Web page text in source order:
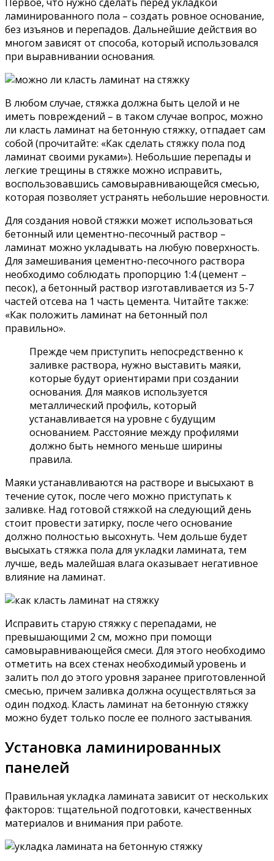
ламинированного пола – создать ровное основание,
без изъянов и перепадов. Дальнейшие действия во
многом зависят от способа, который использовался
при выравнивании основания.
В любом случае, стяжка должна быть целой и не
иметь повреждений – в таком случае вопрос, можно
ли класть ламинат на бетонную стяжку, отпадает сам
собой (прочитайте: «Как сделать стяжку пола под
ламинат своими руками»). Небольшие перепады и
легкие трещины в стяжке можно исправить,
воспользовавшись самовыравнивающейся смесью,
которая позволяет устранять небольшие неровности.
Для создания новой стяжки может использоваться
бетонный или цементно-песочный раствор –
ламинат можно укладывать на любую поверхность.
Для замешивания цементно-песочного раствора
необходимо соблюдать пропорцию 1:4 (цемент –
песок), а бетонный раствор изготавливается из 5-7
частей отсева на 1 часть цемента. Читайте также:
«Как положить ламинат на бетонный пол
правильно».
Прежде чем приступить непосредственно к
заливке раствора, нужно выставить маяки,
которые будут ориентирами при создании
основания. Для маяков используется
металлический профиль, который
устанавливается на уровне с будущим
основанием. Расстояние между профилями
должно быть немного меньше ширины
правила.
Маяки устанавливаются на растворе и высыхают в
течение суток, после чего можно приступать к
заливке. Над готовой стяжкой на следующий день
стоит провести затирку, после чего основание
должно полностью высохнуть. Чем дольше будет
высыхать стяжка пола для укладки ламината, тем
лучше, ведь малейшая влага оказывает негативное
влияние на ламинат.
Исправить старую стяжку с перепадами, не
превышающими 2 см, можно при помощи
самовыравнивающейся смеси. Для этого необходимо
отметить на всех стенах необходимый уровень и
залить пол до этого уровня заранее приготовленной
смесью, причем заливка должна осуществляться за
один подход. Класть ламинат на бетонную стяжку
можно будет только после ее полного застывания.
Установка ламинированных
панелей
Правильная укладка ламината зависит от нескольких
факторов: тщательной подготовки, качественных
материалов и внимания при работе.